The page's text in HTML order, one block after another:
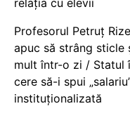
relația cu elevii
Profesorul Petruț
apuc să strâng sticle
mult într-o zi / Statul
cere să-i spui
instituționalizată